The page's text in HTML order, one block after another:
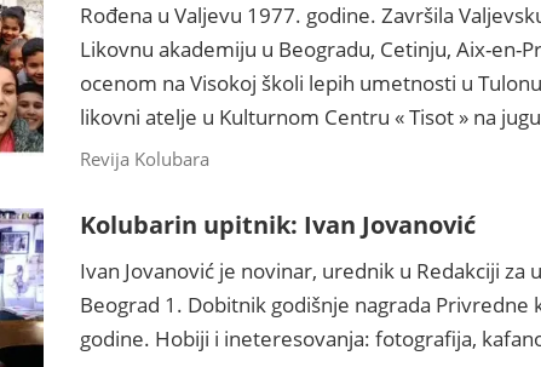
Rođena u Valjevu 1977. godine. Završila
Likovnu akademiju u Beogradu, Cetinju, Aix-en-
ocenom na Visokoj školi lepih umetnosti u
likovni atelje u Kulturnom Centru « Tisot » na
Revija Kolubara
Kolubarin upitnik: Ivan Jovanović
Ivan Jovanović je novinar, urednik u Redakciji
Beograd 1. Dobitnik godišnje nagrada
godine. Hobiji i ineteresovanja: fotografija,